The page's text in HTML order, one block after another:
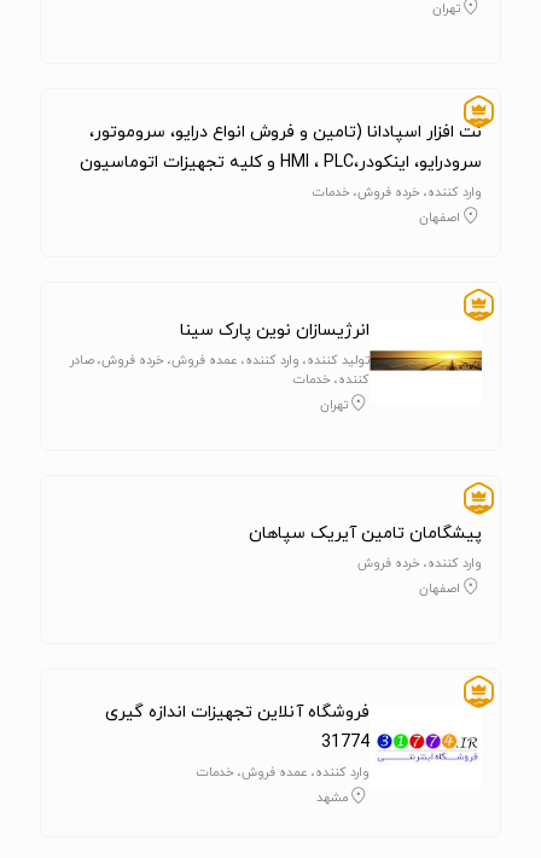
تهران
نت افزار اسپادانا (تامین و فروش انواع درایو، سروموتور،
سرودرایو، اینکودر،HMI ، PLC و کلیه تجهیزات اتوماسیون
صنعتی)
وارد کننده، خرده فروش، خدمات
اصفهان
انرژیسازان نوین پارک سینا
تولید کننده، وارد کننده، عمده فروش، خرده فروش، صادر
کننده، خدمات
تهران
پیشگامان تامین آیریک سپاهان
وارد کننده، خرده فروش
اصفهان
فروشگاه آنلاین تجهیزات اندازه گیری
31774
وارد کننده، عمده فروش، خدمات
مشهد